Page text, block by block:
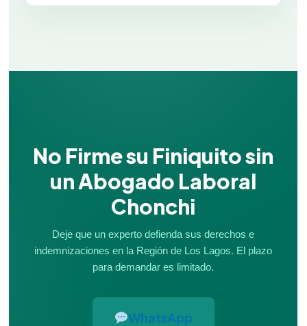
No Firme su Finiquito sin
un Abogado Laboral
Chonchi
Deje que un experto defienda sus derechos e
indemnizaciones en la Región de Los Lagos. El plazo
para demandar es limitado.
WhatsApp